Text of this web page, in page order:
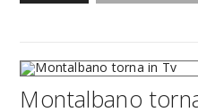
Montalbano